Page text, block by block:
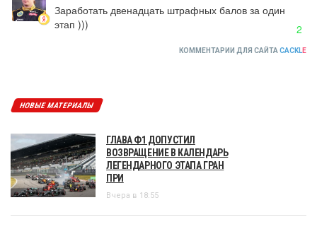
Заработать двенадцать штрафных балов за один
этап )))
2
КОММЕНТАРИИ ДЛЯ САЙТА CACKLE
НОВЫЕ МАТЕРИАЛЫ
ГЛАВА Ф1 ДОПУСТИЛ
ВОЗВРАЩЕНИЕ В КАЛЕНДАРЬ
ЛЕГЕНДАРНОГО ЭТАПА ГРАН
ПРИ
Вчера в 18:55